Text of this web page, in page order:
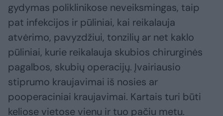
gydymas poliklinikose neveiksmingas, taip
pat infekcijos ir pūliniai, kai reikalauja
atvėrimo, pavyzdžiui, tonzilių ar net kaklo
pūliniai, kurie reikalauja skubios chirurginės
pagalbos, skubių operacijų. Įvairiausio
stiprumo kraujavimai iš nosies ar
pooperaciniai kraujavimai. Kartais turi būti
keliose vietose vienu ir tuo pačiu metu.